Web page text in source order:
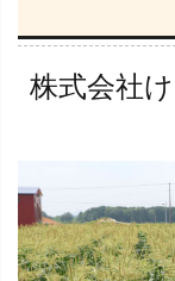
株式会社